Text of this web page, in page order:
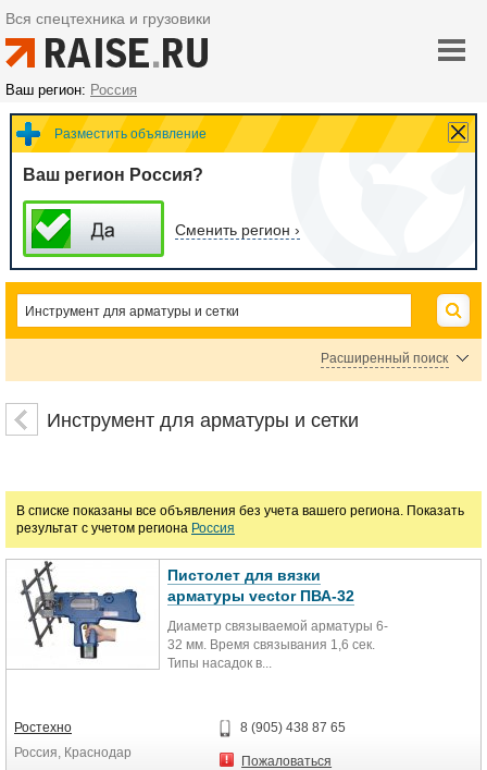
Вся спецтехника и грузовики
Ваш регион: Россия
Разместить объявление
Ваш регион Россия?
Сменить регион ›
Расширенный поиск
ЦенаИнструмент для арматуры и сетки
В списке показаны все объявления без учета вашего региона. Показать
результат с учетом региона Россия
Пистолет для вязки
арматуры vector ПВА-32
Диаметр связываемой арматуры 6-
32 мм. Время связывания 1,6 сек.
Типы насадок в...
Ростехно
Россия, Краснодар
8 (905) 438 87 65
Пожаловаться